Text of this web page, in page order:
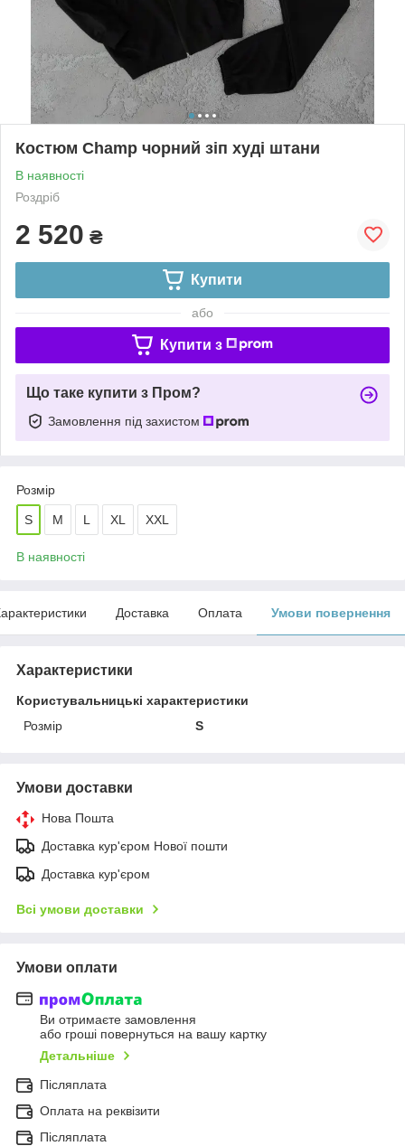
Костюм Champ чорний зіп худі штани
В наявності
Роздріб
2 520 ₴
Купити
або
Купити з
Що таке купити з Пром?
Замовлення під захистом
Розмір
S M L XL XXL
В наявності
Доставка Оплата Умови повернення
Характеристики
Користувальницькі характеристики
Розмір
S
Умови доставки
Нова Пошта
Доставка кур'єром Нової пошти
Доставка кур'єром
Всі умови доставки
Умови оплати
Ви отримаєте замовлення
або гроші повернуться на вашу картку
Детальніше
Післяплата
Оплата на реквізити
Післяплата